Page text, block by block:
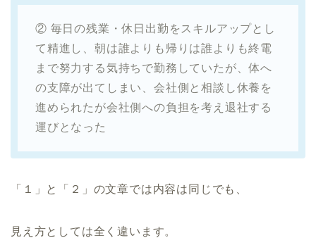
② 毎日の残業・休日出勤をスキルアップとし
て精進し、朝は誰よりも帰りは誰よりも終電
まで努力する気持ちで勤務していたが、体へ
の支障が出てしまい、会社側と相談し休養を
進められたが会社側への負担を考え退社する
運びとなった
「１」と「２」の文章では内容は同じでも、
見え方としては全く違います。